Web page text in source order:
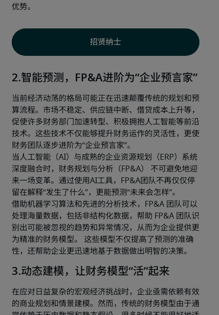
优势。
招贤纳士
2.智能预测，FP&A进阶为“企业预言家”
当前经济动荡的格局可能正在迅速颠覆传统的规划和预
算流程。市场不稳定、供应链中断、借贷成本上升等，
促使许多财务部门加速转型、积极拥抱人工智能等前沿
技术。这些技术不仅能够提升财务运作的灵活性，更使
财务团队逐步进阶为“企业预言家”。
当人工智能（AI）与成熟的企业资源规划（ERP）系统
深度融合时，财务规划与分析（FP&A） 不可避免地迎
来一场变革。通过使用AI工具，FP&A团队不再仅仅停
留在解释“发生了什么”，更能预测“未来会怎样”。
借助机器学习算法和先进的分析技术，FP&A 团队可以
处理海量数据，包括非结构化数据，帮助 FP&A 团队识
别出可能被忽视的趋势和异常情况，从而为企业提供更
为精准的财务模型。 这些模型不仅提高了预测的准确
性，还帮助企业更迅速地基于数据做出明智的决策。
3.动态建模，让财务模型“活”起来
在应对日益复杂的宏观经济挑战时，企业亟需依赖有效
的商业规划和情景建模。然而，传统的财务模型由于通